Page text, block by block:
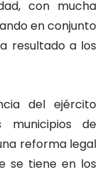
con mucha
en conjunto
resultado a los
del ejército
de
reforma legal
se tiene en los